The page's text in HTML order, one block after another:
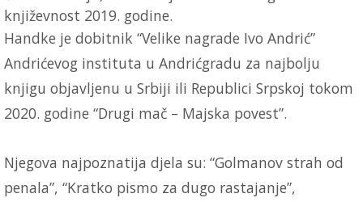
književnost 2019. godine.
Handke je dobitnik “Velike nagrade Ivo Andrić”
Andrićevog instituta u Andrićgradu za najbolju
knjigu objavljenu u Srbiji ili Republici Srpskoj tokom
2020. godine “Drugi mač – Majska povest”.
Njegova najpoznatija djela su: “Golmanov strah od
penala”, “Kratko pismo za dugo rastajanje”,